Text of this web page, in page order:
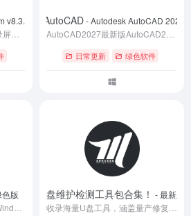
v8.3.1.2537便携版
Autodesk AutoCAD- Autodesk AutoCAD
日常更新 绿色软件
版
U盘维护检测工具包合集！ - 最新版